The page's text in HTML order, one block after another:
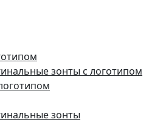
зонты с логотипом
зонты